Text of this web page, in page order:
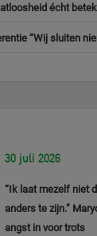
écht
“Wij sluiten
30 juli 2026
“Ik laat mezelf niet
anders te zijn.”
angst in voor trots